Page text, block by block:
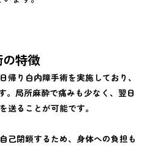
特徴
帰り白内障手術を実施しており、
。局所麻酔で痛みも少なく、翌日
送ることが可能です。
己閉鎖するため、身体への負担も